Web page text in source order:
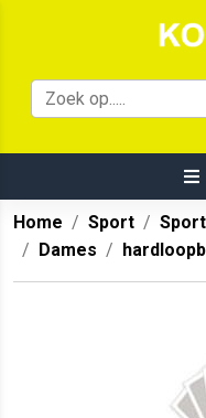
Home Sport
Dames